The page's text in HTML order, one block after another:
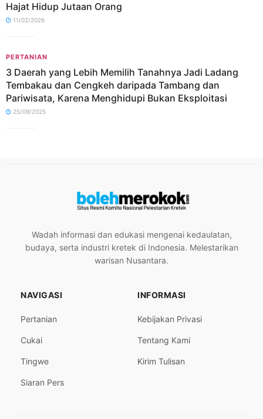
Hajat Hidup Jutaan Orang
11/02/2026
PERTANIAN
3 Daerah yang Lebih Memilih Tanahnya Jadi Ladang
Tembakau dan Cengkeh daripada Tambang dan
Pariwisata, Karena Menghidupi Bukan Eksploitasi
25/09/2025
Wadah informasi dan edukasi mengenai kedaulatan,
budaya, serta industri kretek di Indonesia. Melestarikan
warisan Nusantara.
NAVIGASI
Pertanian
Cukai
Tingwe
Siaran Pers
INFORMASI
Kebijakan Privasi
Tentang Kami
Kirim Tulisan